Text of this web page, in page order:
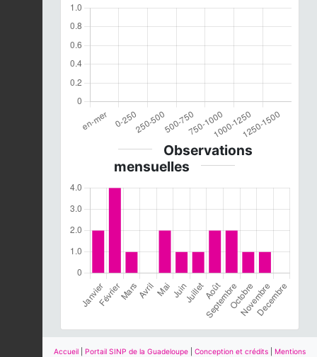
Observations
mensuelles
Accueil Portail SINP de la Guadeloupe Conception et crédits Mentions